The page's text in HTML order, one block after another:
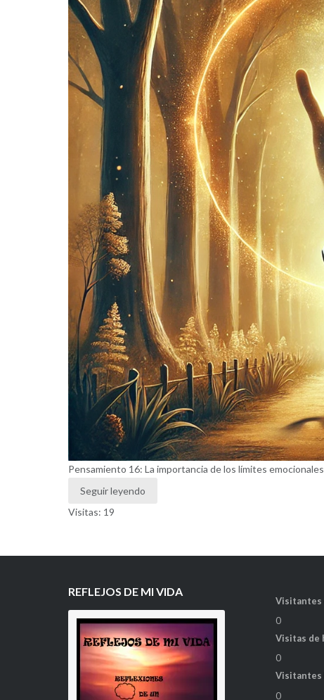
Pensamiento 16: La importancia de los límites emocionales
Seguir leyendo
Visitas: 19
REFLEJOS DE MI VIDA
Visitantes
0
Visitas de
0
Visitantes
0